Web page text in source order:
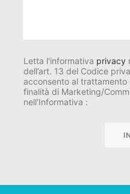
Letta l'informativa privacy
dell’art. 13 del Codice
acconsento al
finalità di Marketing/
nell'Informativa :